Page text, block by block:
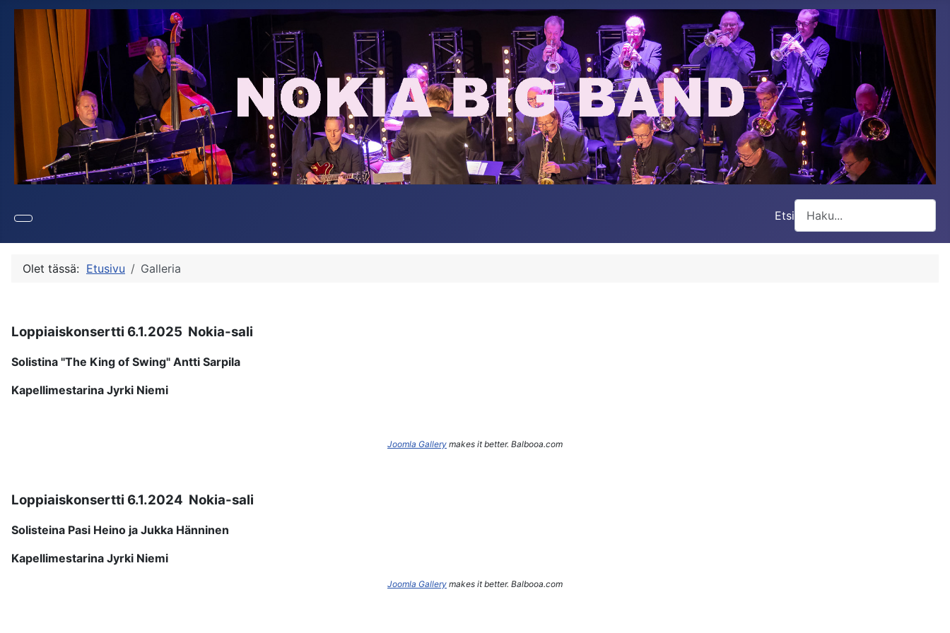
Etsi
Olet tässä: Etusivu Galleria
Loppiaiskonsertti 6.1.2025 Nokia-sali
Solistina "The King of Swing" Antti Sarpila
Kapellimestarina Jyrki Niemi
Joomla Gallery makes it better. Balbooa.com
Loppiaiskonsertti 6.1.2024 Nokia-sali
Solisteina Pasi Heino ja Jukka Hänninen
Kapellimestarina Jyrki Niemi
Joomla Gallery makes it better. Balbooa.com